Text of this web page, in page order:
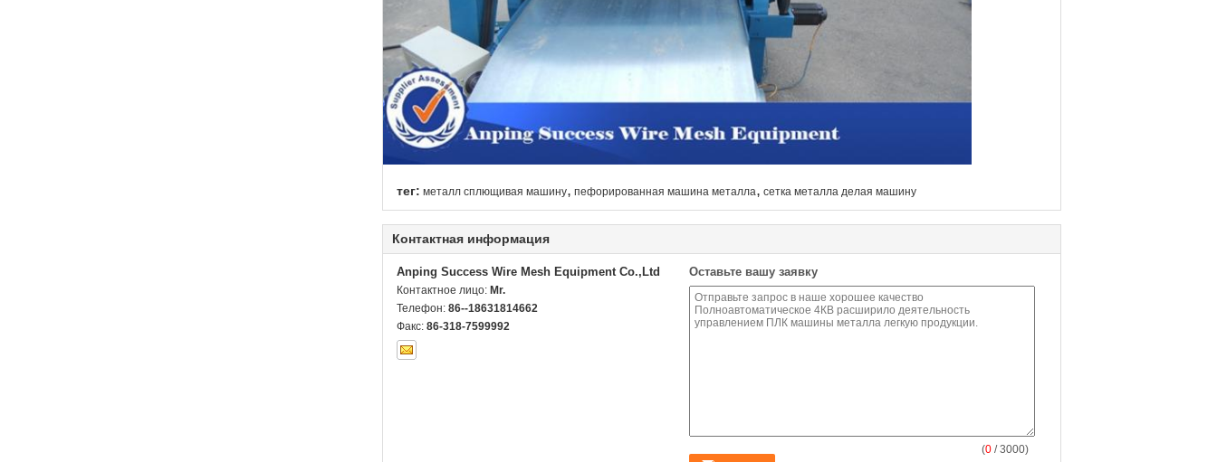
тег: металл сплющивая машину, пефорированная машина металла, сетка металла делая машину
Контактная информация
Anping Success Wire Mesh Equipment Co.,Ltd
Контактное лицо: Mr.
Телефон: 86--18631814662
Факс: 86-318-7599992
Оставьте вашу заявку
(0 / 3000)